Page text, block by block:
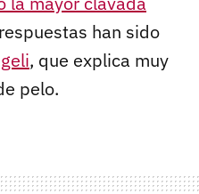
han sido
, que explica muy
pelo.